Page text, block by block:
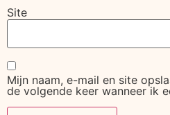
Site
Mijn naam, e-mail en site
de volgende keer wanneer ik